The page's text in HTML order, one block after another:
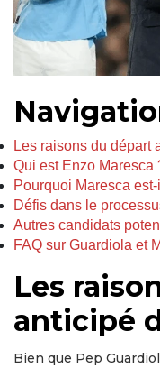
Les raisons du départ
Qui est Enzo Maresca
Pourquoi Maresca
Défis dans le
Autres candidats
FAQ sur Guardiola et
Les
anticipé
Bien que Pep